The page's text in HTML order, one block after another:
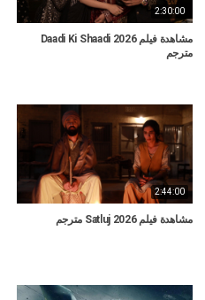
2:30:00
مشاهدة فيلم Daadi Ki Shaadi 2026
مترجم
2:44:00
مشاهدة فيلم Satluj 2026 مترجم